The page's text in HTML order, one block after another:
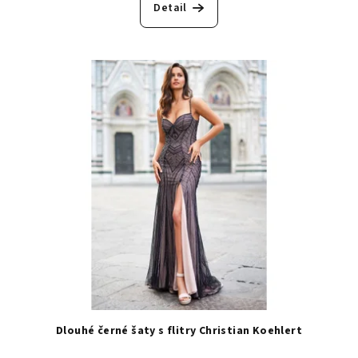
Detail
Dlouhé černé šaty s flitry Christian Koehlert